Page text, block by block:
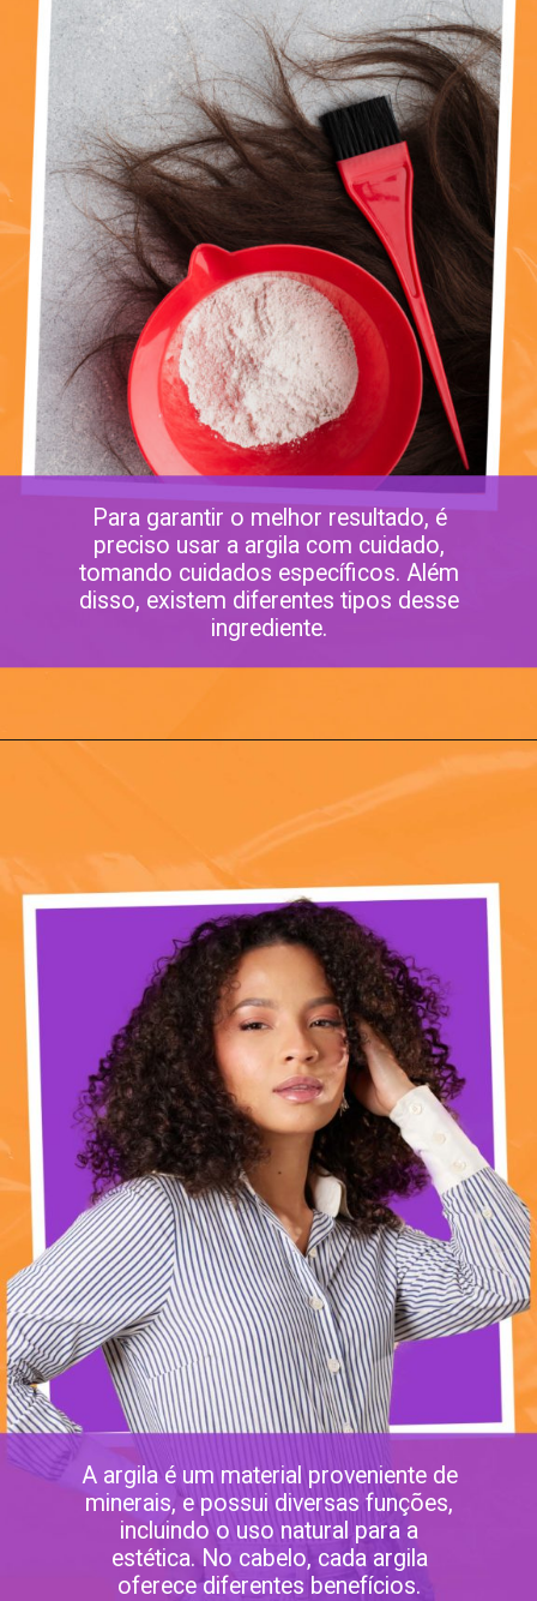
Para garantir o melhor resultado, é
preciso usar a argila com cuidado,
tomando cuidados específicos. Além
disso, existem diferentes tipos desse
ingrediente.
A argila é um material proveniente de
minerais, e possui diversas funções,
incluindo o uso natural para a
estética. No cabelo, cada argila
oferece diferentes benefícios.